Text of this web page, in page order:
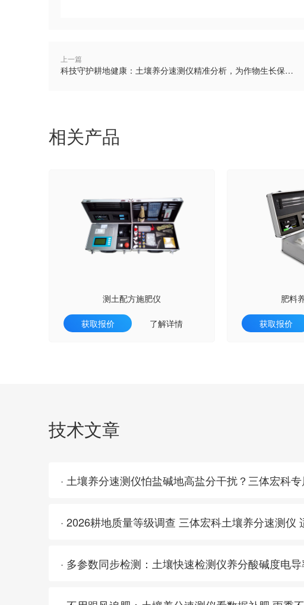
上一篇
科技守护耕地健康：土壤养分速测仪精准分析，为作物生长保驾护航
相关产品
测土配方施肥仪
获取报价 了解详情
肥料
获取报价
技术文章
· 多参数同步检测：土壤快速检测仪养分酸碱度电